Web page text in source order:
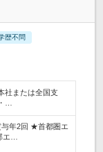
歴不問
社または全国支
…
与年2回 ★首都圏エ
エ…